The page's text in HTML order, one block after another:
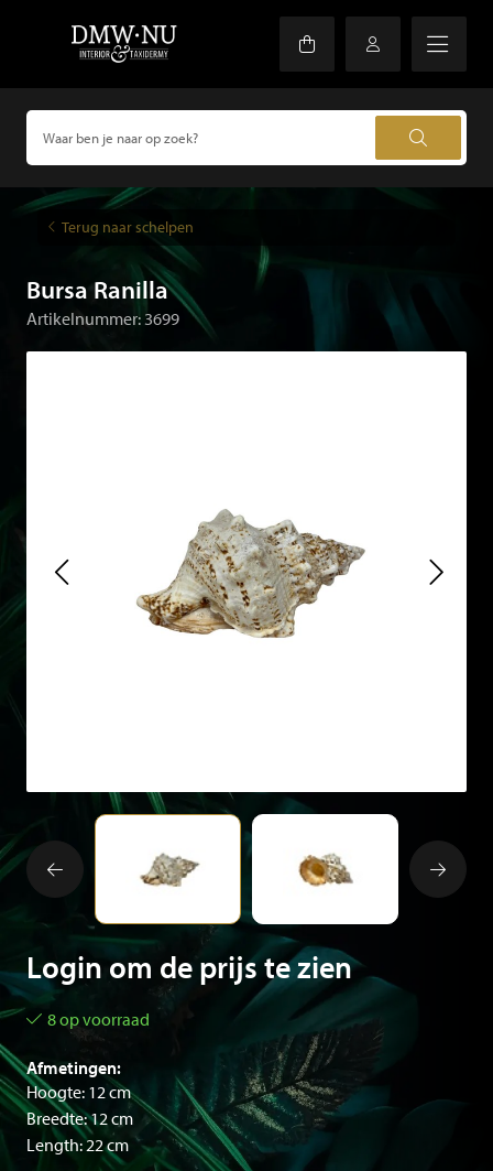
Terug naar schelpen
Bursa Ranilla
Artikelnummer: 3699
Login om de prijs te zien
8 op voorraad
Afmetingen:
Hoogte: 12 cm
Breedte: 12 cm
Length: 22 cm